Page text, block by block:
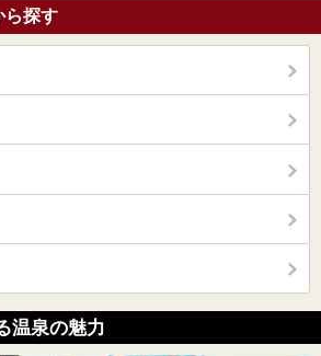
ら探す
温泉の魅力